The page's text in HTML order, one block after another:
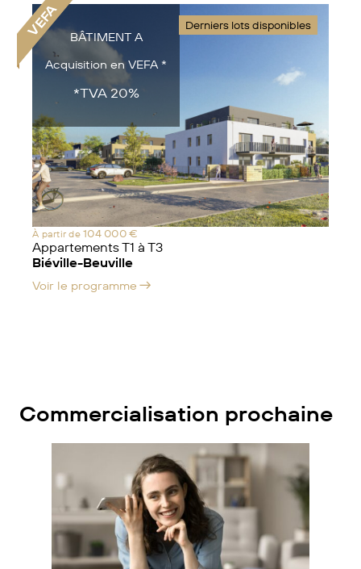
Derniers lots disponibles
BÂTIMENT A
Acquisition en VEFA *
*TVA 20%
À partir de104 000 €
Appartements T1 à T3
Biéville-Beuville
Voir le programme
VEFA
Commercialisation prochaine